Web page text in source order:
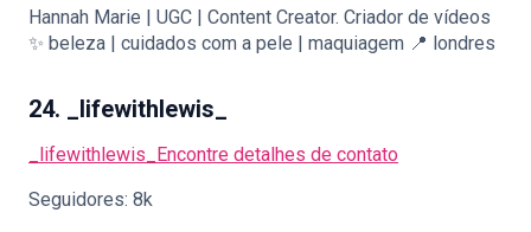
Hannah Marie | UGC | Content Creator. Criador de vídeos
✨ beleza | cuidados com a pele | maquiagem 📍 londres
24. _lifewithlewis_
_lifewithlewis_ Encontre detalhes de contato
Seguidores: 8k